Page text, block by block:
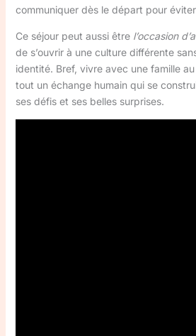
communiquer dès le départ pour
Ce séjour peut aussi être l’occasion
de s’ouvrir à une culture différente
identité. Bref, vivre avec une famille
tout un échange humain qui se
ses défis et ses belles surprises.